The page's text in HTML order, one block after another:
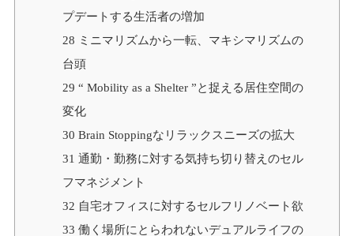
プデートする生活者の増加
28 ミニマリズムから一転、マキシマリズムの
台頭
29 “ Mobility as a Shelter ”と捉える居住空間の
変化
30 Brain Stoppingなリラックスニーズの拡大
31 通勤・勤務に対する気持ち切り替えのセル
フマネジメント
32 自宅オフィスに対するセルフリノベート欲
33 働く場所にとらわれないデュアルライフの